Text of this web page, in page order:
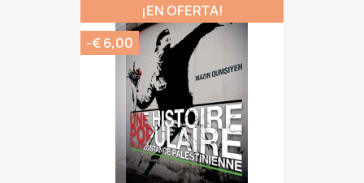
¡EN OFERTA!
-€ 6,00